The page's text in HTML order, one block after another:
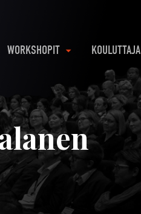
WORKSHOPIT KOULUTTAJA